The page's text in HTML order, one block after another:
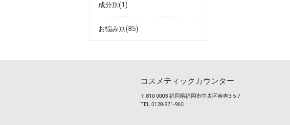
成分別(1)
お悩み別(85)
コスメティックカウンター
〒810-0003 福岡県福岡市中央区春吉3-5-7
TEL.0120-971-960